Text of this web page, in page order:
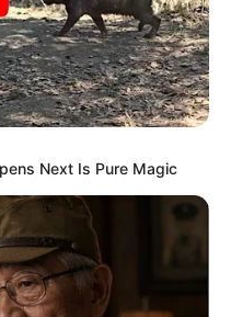
Next Is Pure Magic